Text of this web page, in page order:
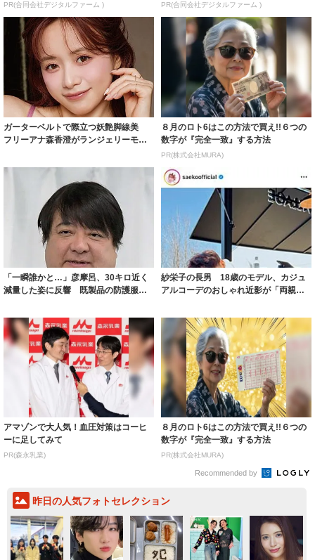
PR(合同会社デジタルファーム ) PR(合同会社デジタルファーム )
ガーターベルトで際立つ妖艶脚線美
フリーアナ森香澄がランジェリーモデ
８月のロト6はこの方法で買え!!６つの
数字が『完全一致』する方法
PR(株式会社MURA)
「一瞬誰かと…」彦摩呂、30キロ近く
減量した姿に反響 既製品の防護服が
紗栄子の長男 18歳のモデル、カジュ
アルコーデのおしゃれ近影が「両親の
アマゾンで大人気！血圧対策はコーヒ
ーに足してみて
PR(森永乳業)
８月のロト6はこの方法で買え!!６つの
数字が『完全一致』する方法
PR(株式会社MURA)
Recommended by
昨日の人気フォトセレクション